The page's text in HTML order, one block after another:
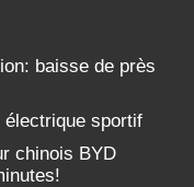
baisse de près
électrique sportif
chinois BYD